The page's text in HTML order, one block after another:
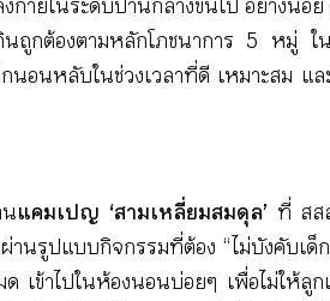
กายในระดับปานกลางขึ้นไป อย่างน้อ
นถูกต้องตามหลักโภชนาการ 5 หมู่
นอนหลับในช่วงเวลาที่ดี เหมาะสม แ
แคมเปญ ‘สามเหลี่ยมสมดุล’ ที่ สส
านรูปแบบกิจกรรมที่ต้อง “ไม่บังคับเด็
เข้าไปในห้องนอนบ่อยๆ เพื่อไม่ให้ลู